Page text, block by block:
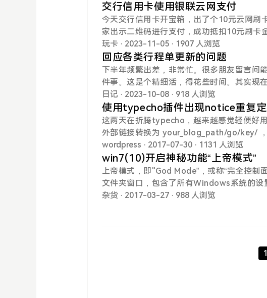
次开的月付10$的常规VPS，1C2G55G的配
有90G，只传部分工作文件感觉没意思。灵
机，1C1G25G的配置，跑nextcloud差不多
子上。这样25G的SSD安装系统和nextcloud
步骤，有需求的小伙伴可以参考。（1）登
（2）开通一台日本东京区域的VPS（传输
orage，选择HDD盘（便宜），40G硬盘
交行信用卡使用银联云网支付
今天交行信用卡开宝箱，出了个10元云网刷
家出示二维码进行支付，成功抵扣10元刷卡
联云网交易专属刷卡金被使用了。A.设定步
首页；3.选择“支付”；4.选择“使用云闪付付
使用方法：在向商户付款时，要使用买单
选择首页；3.选择“支付”；在显示岀来的二
个二维码进行支付即可。特别提示：如果
“使用云闪付付款码-推荐开通”，切换一下之
玩卡 · 2023-11-05 · 1907 人浏览
回应各类行程单更新的问题
下半年频繁出差，非常忙。很多朋友留言问
件事。这是个精细活，得花些时间。其实现
PDF编辑器就能自由修改，而且毫无痕迹，
日记 · 2023-10-08 · 918 人浏览
使用typecho插件出现notice重复
这两天在折腾typecho，越来越感觉轻便好
外部链接转换为 your_blog_path/go/key/
错：Notice: Constant TYPECHO_ADMIN
影响使用，但是感觉很不爽。于是动手解决
p，把第六行：
_')) { define('__TYPECHO_ADMIN__',
些插件：
wordpress · 2017-07-30 · 1131 人浏览
win7(10)开启神秘功能“上帝模式”
上帝模式，即"God Mode”，或称“完全控
文件夹窗口，包含了所有Windows系统的
只需通过这一个窗口就能实现电脑所有的操
华丽的分割线—————————这个所谓的”
杂货 · 2017-03-27 · 988 人浏览
1